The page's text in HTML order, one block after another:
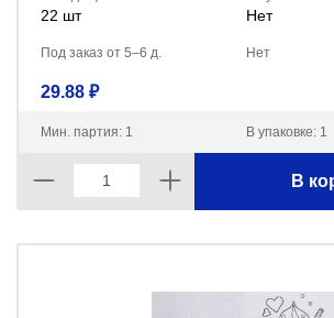
22 шт Нет
Под заказ от 5–6 д. Нет
29.88 ₽
Мин. партия: 1 В упаковке: 1
В